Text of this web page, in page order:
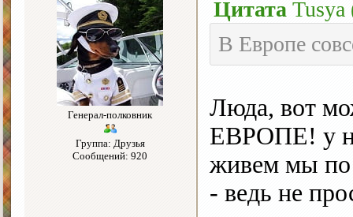
Генерал-полковник
Группа: Друзья
Сообщений: 920
Цитата Tusya
В Европе
Люда, вот
ЕВРОПЕ! у
живем мы по
- ведь не